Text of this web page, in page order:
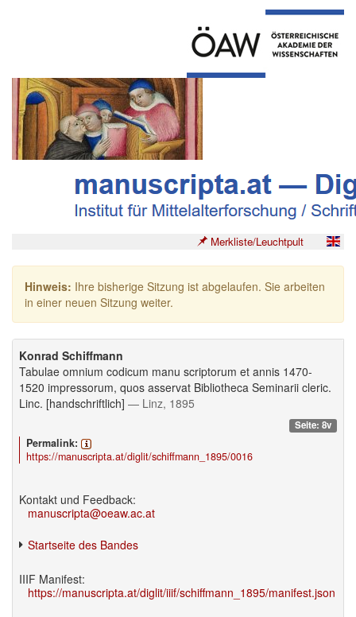
Merkliste/Leuchtpult
Hinweis: Ihre bisherige Sitzung ist abgelaufen. Sie arbeiten
in einer neuen Sitzung weiter.
Konrad Schiffmann
Tabulae omnium codicum manu scriptorum et annis 1470-
1520 impressorum, quos asservat Bibliotheca Seminarii cleric.
Linc. [handschriftlich] — Linz, 1895
Seite: 8v
Permalink:
https://manuscripta.at/diglit/schiffmann_1895/0016
Kontakt und Feedback:
manuscripta@oeaw.ac.at
Startseite des Bandes
IIIF Manifest:
https://manuscripta.at/diglit/iiif/schiffmann_1895/manifest.json